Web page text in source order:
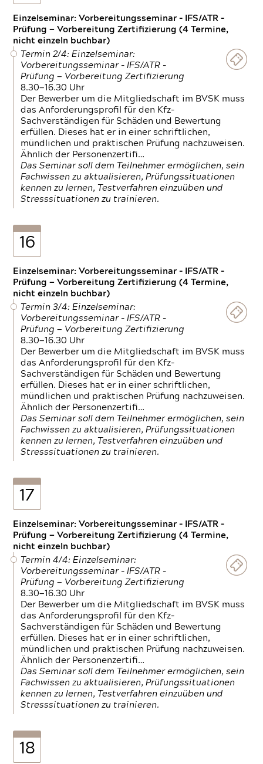
Einzelseminar: Vorbereitungsseminar - IFS/ATR -
Prüfung — Vorbereitung Zertifizierung (4 Termine,
nicht einzeln buchbar)
Termin 2/4: Einzelseminar:
Vorbereitungsseminar - IFS/ATR -
Prüfung — Vorbereitung Zertifizierung
8.30—16.30 Uhr
Der Bewerber um die Mitgliedschaft im BVSK muss
das Anforderungsprofil für den Kfz-
Sachverständigen für Schäden und Bewertung
erfüllen. Dieses hat er in einer schriftlichen,
mündlichen und praktischen Prüfung nachzuweisen.
Ähnlich der Personenzertifi…
Das Seminar soll dem Teilnehmer ermöglichen, sein
Fachwissen zu aktualisieren, Prüfungssituationen
kennen zu lernen, Testverfahren einzuüben und
Stresssituationen zu trainieren.
16
Einzelseminar: Vorbereitungsseminar - IFS/ATR -
Prüfung — Vorbereitung Zertifizierung (4 Termine,
nicht einzeln buchbar)
Termin 3/4: Einzelseminar:
Vorbereitungsseminar - IFS/ATR -
Prüfung — Vorbereitung Zertifizierung
8.30—16.30 Uhr
Der Bewerber um die Mitgliedschaft im BVSK muss
das Anforderungsprofil für den Kfz-
Sachverständigen für Schäden und Bewertung
erfüllen. Dieses hat er in einer schriftlichen,
mündlichen und praktischen Prüfung nachzuweisen.
Ähnlich der Personenzertifi…
Das Seminar soll dem Teilnehmer ermöglichen, sein
Fachwissen zu aktualisieren, Prüfungssituationen
kennen zu lernen, Testverfahren einzuüben und
Stresssituationen zu trainieren.
17
Einzelseminar: Vorbereitungsseminar - IFS/ATR -
Prüfung — Vorbereitung Zertifizierung (4 Termine,
nicht einzeln buchbar)
Termin 4/4: Einzelseminar:
Vorbereitungsseminar - IFS/ATR -
Prüfung — Vorbereitung Zertifizierung
8.30—16.30 Uhr
Der Bewerber um die Mitgliedschaft im BVSK muss
das Anforderungsprofil für den Kfz-
Sachverständigen für Schäden und Bewertung
erfüllen. Dieses hat er in einer schriftlichen,
mündlichen und praktischen Prüfung nachzuweisen.
Ähnlich der Personenzertifi…
Das Seminar soll dem Teilnehmer ermöglichen, sein
Fachwissen zu aktualisieren, Prüfungssituationen
kennen zu lernen, Testverfahren einzuüben und
Stresssituationen zu trainieren.
18